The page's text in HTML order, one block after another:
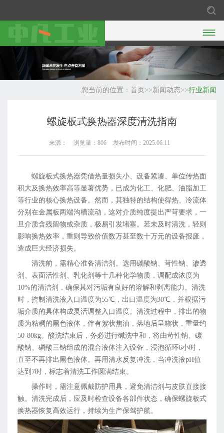

您当前的位置： 首页 >>新闻动态>>行业新闻
螺旋板式换热器深度清洗指南
来源： 浏览量：806 发布时间：2025.06.11
螺旋板式换热器凭借热量损失小、设备紧凑、单位传热面
积大及换热效率高等显著优势，已成为化工、化肥、油脂加工
等行业的核心换热设备。然而，其独特的结构使得热、冷流体
分别在金属板两端沟槽流动，这对介质纯度提出严苛要求，一
旦介质含残留物或杂质，极易引发堵塞。若未及时清洗，轻则
影响换热效率，重则导致价值数万甚至数十万元的设备报废，
造成巨大经济损失。
清洗前，需精心准备清洁剂。选用碳酸钠、苛性钠、渗透
剂、表面活性剂、乳化剂等十几种化学物质，调配成浓度为
10%的清洁剂，确保其对污垢有良好的溶解和剥离能力。清洗
时，控制清洗液入口温度为55℃，出口温度为30℃，并根据污
垢介质的具体构成灵活调整入口温度。清洗过程中，排出的物
质为粘稠的黑色液体，伴有絮状焦油，落地后呈糊状，重量约
50-80kg。酸洗结束后，务必进行碱洗中和，将由苛性钠、碳
酸钠、磷酸三钠组成的混合液体注入设备，浸泡循环6小时，
直至不再排出黑色液体。再用清水反复冲洗，当冲洗液pH值
达到7时，标志着清洗工作圆满结束。
操作时，需注意佩戴防护用具，避免清洁剂与皮肤直接接
触。清洗完成后，应及时检查设备各部件状态，确保螺旋板式
换热器恢复高效运行，持续为生产保驾护航。